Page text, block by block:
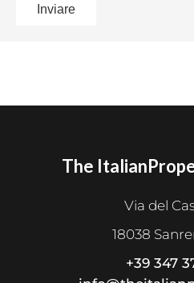
Inviare
The
Via del
18038
+39 347